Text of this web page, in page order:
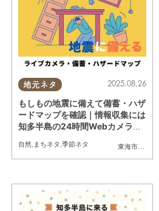
ワンコイン
地元ネタ
東海市
,大府市
2025.08.26
もしもの地震に備えて備蓄・ハザ
ードマップを確認｜情報収集には
知多半島の24時間Webカメラが
自然, まちネタ ,季節ネタ